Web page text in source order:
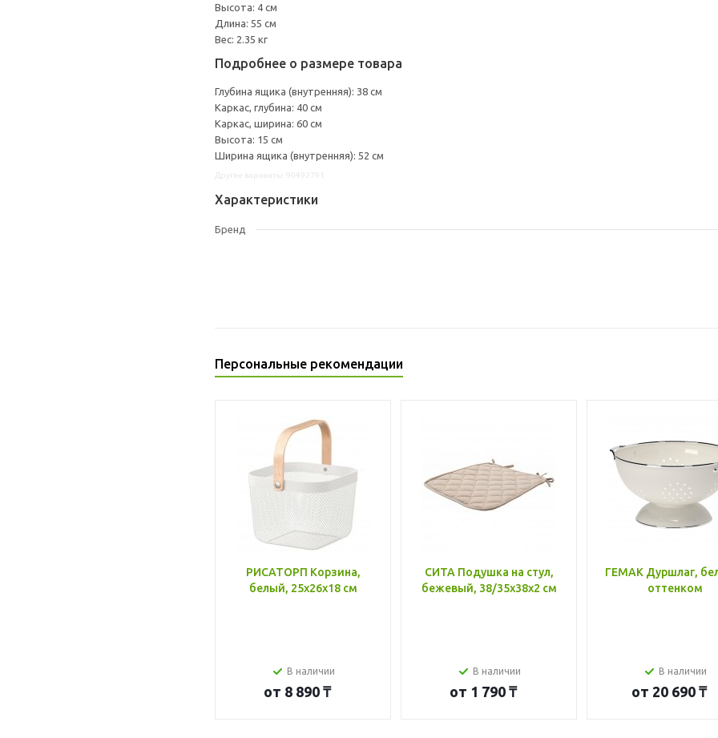
Высота: 4 см
Длина: 55 см
Вес: 2.35 кг
Подробнее о размере товара
Глубина ящика (внутренняя): 38 см
Каркас, глубина: 40 см
Каркас, ширина: 60 см
Высота: 15 см
Ширина ящика (внутренняя): 52 см
Характеристики
Бренд
Персональные рекомендации
РИСАТОРП Корзина,
белый, 25x26x18 см
В наличии
от 8 890 ₸
СИТА Подушка на стул,
бежевый, 38/35x38x2 см
В наличии
от 1 790 ₸
ГЕМАК Дуршлаг,
оттенком
В наличии
от 20 690 ₸